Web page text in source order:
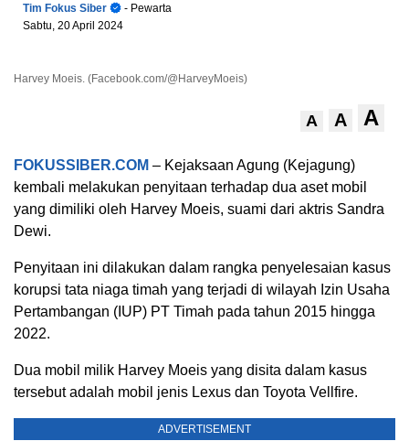
Tim Fokus Siber
- Pewarta
Sabtu, 20 April 2024
Harvey Moeis. (Facebook.com/@HarveyMoeis)
A A A
FOKUSSIBER.COM – Kejaksaan Agung (Kejagung)
kembali melakukan penyitaan terhadap dua aset mobil
yang dimiliki oleh Harvey Moeis, suami dari aktris Sandra
Dewi.
Penyitaan ini dilakukan dalam rangka penyelesaian kasus
korupsi tata niaga timah yang terjadi di wilayah Izin Usaha
Pertambangan (IUP) PT Timah pada tahun 2015 hingga
2022.
Dua mobil milik Harvey Moeis yang disita dalam kasus
tersebut adalah mobil jenis Lexus dan Toyota Vellfire.
ADVERTISEMENT